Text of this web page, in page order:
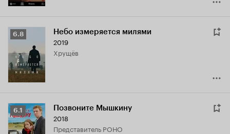
Рейтинг
Кинопоиска
6.8
6.8 Небо измеряется милями
2019
Хрущёв
Рейтинг
Кинопоиска
6.1
6.1 Позвоните Мышкину
2018
представитель РОНО